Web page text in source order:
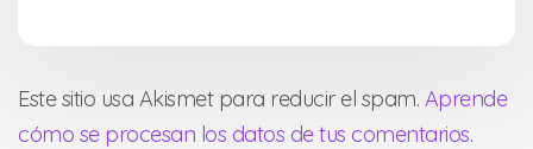
Este sitio usa Akismet para reducir el spam. Aprende
cómo se procesan los datos de tus comentarios.